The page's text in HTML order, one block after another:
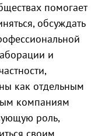
помогает
обсуждать
и
как отдельным
компаниям
роль,